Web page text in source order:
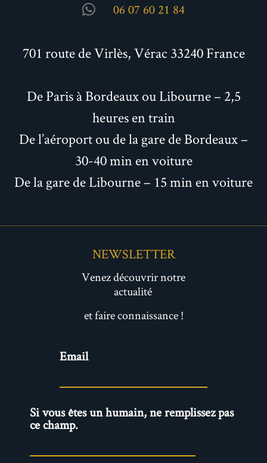
06 07 60 21 84
701 route de Virlès, Vérac 33240 France
De Paris à Bordeaux ou Libourne – 2,5
heures en train
De l’aéroport ou de la gare de Bordeaux –
30-40 min en voiture
De la gare de Libourne – 15 min en voiture
NEWSLETTER
Venez découvrir notre
actualité
et faire connaissance !
Newsletter
Email
Si vous êtes un humain, ne remplissez pas
ce champ.